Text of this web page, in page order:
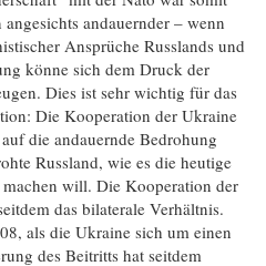
andauernder – wenn
Ansprüche Russlands und
könne sich dem Druck der
Dies ist sehr wichtig für das
Die Kooperation der Ukraine
die andauernde Bedrohung
Russland, wie es die heutige
machen will. Die Kooperation der
das bilaterale Verhältnis.
als die Ukraine sich um einen
des Beitritts hat seitdem